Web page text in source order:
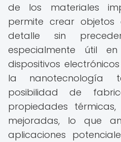
de los materiales
permite crear
detalle sin
especialmente útil
dispositivos
la nanotecnología
posibilidad de
propiedades
mejoradas, lo que
aplicaciones